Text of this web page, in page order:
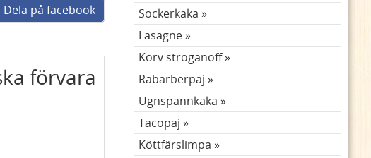
Dela på facebook
förvara
Sockerkaka
Lasagne
Korv stroganoff
Rabarberpaj
Ugnspannkaka
Tacopaj
Köttfärslimpa